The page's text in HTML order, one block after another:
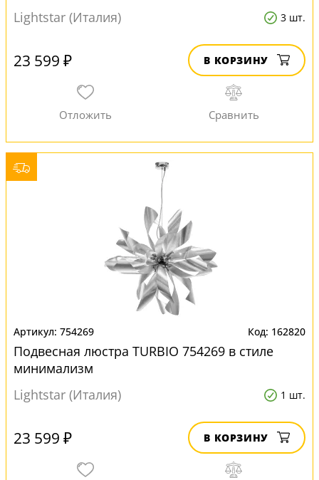
Lightstar (Италия)
3 шт.
23 599 ₽ В КОРЗИНУ
754269 162820
Подвесная люстра TURBIO 754269 в стиле
минимализм
Lightstar (Италия)
1 шт.
23 599 ₽ В КОРЗИНУ